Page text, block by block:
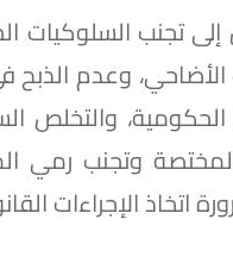
تجنب السلوكيات
وعدم الذبح في
والتخلص
وتجنب رمي
الإجراءات